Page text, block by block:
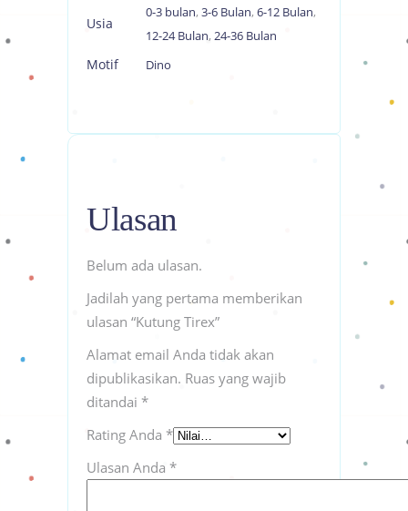
Usia
0-3 bulan, 3-6 Bulan, 6-12 Bulan,
12-24 Bulan, 24-36 Bulan
Motif Dino
Ulasan
Belum ada ulasan.
Jadilah yang pertama memberikan
ulasan “Kutung Tirex”
Alamat email Anda tidak akan
dipublikasikan. Ruas yang wajib
ditandai *
Rating Anda *
Ulasan Anda *